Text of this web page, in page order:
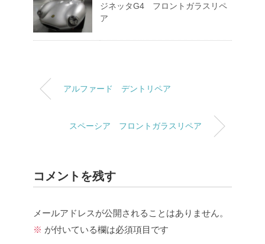
ジネッタG4 フロントガラスリペ
ア
アルファード デントリペア
スペーシア フロントガラスリペア
コメントを残す
メールアドレスが公開されることはありません。
※ が付いている欄は必須項目です